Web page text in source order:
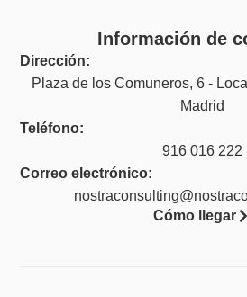
Información de
Dirección:
Plaza de los Comuneros, 6 -
Madrid
Teléfono:
916 016 222
Correo electrónico:
Cómo llegar